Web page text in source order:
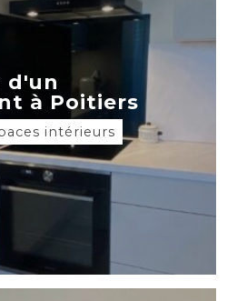
d'un
à Poitiers
intérieurs